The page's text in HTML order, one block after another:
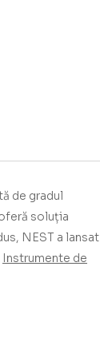
de gradul
soluția
NEST a lansat
Instrumente de